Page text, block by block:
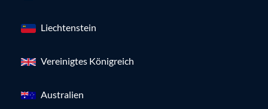
Liechtenstein
Vereinigtes Königreich
Australien